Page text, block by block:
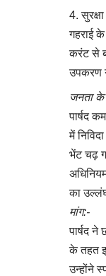
गहराई
करंट से
उपकरण
​जनता
पार्षद
में
भेंट चढ़
का
​मांग:-
पार्षद
के तहत
उन्होंने